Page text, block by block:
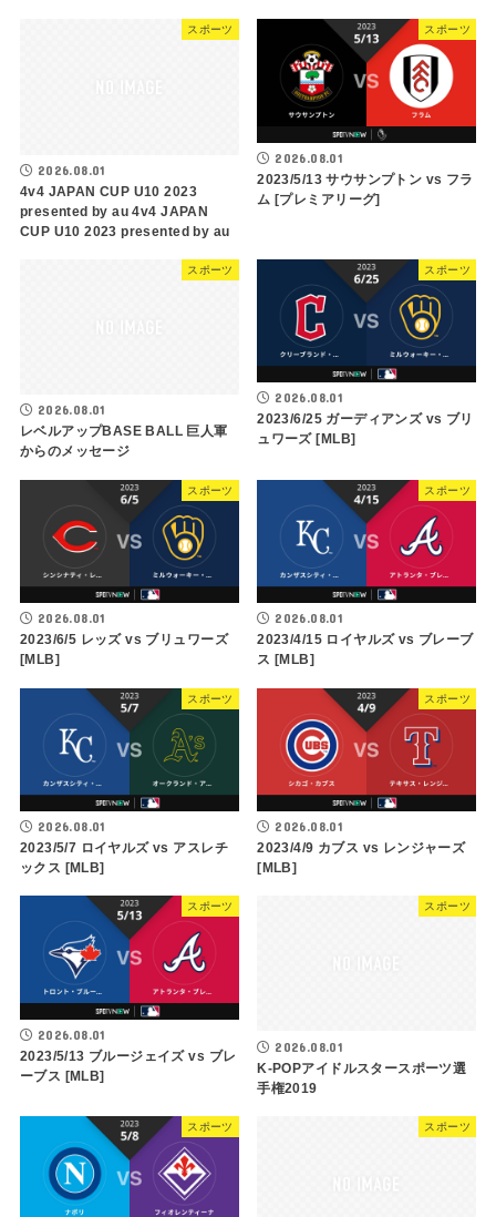
スポーツ
2026.08.01
4v4 JAPAN CUP U10 2023
presented by au 4v4 JAPAN
CUP U10 2023 presented by au
スポーツ
2026.08.01
2023/5/13 サウサンプトン vs フラ
ム [プレミアリーグ]
スポーツ
2026.08.01
レベルアップBASE BALL 巨人軍
からのメッセージ
スポーツ
2026.08.01
2023/6/25 ガーディアンズ vs ブリ
ュワーズ [MLB]
スポーツ
2026.08.01
2023/6/5 レッズ vs ブリュワーズ
[MLB]
スポーツ
2026.08.01
2023/4/15 ロイヤルズ vs ブレーブ
ス [MLB]
スポーツ
2026.08.01
2023/5/7 ロイヤルズ vs アスレチ
ックス [MLB]
スポーツ
2026.08.01
2023/4/9 カブス vs レンジャーズ
[MLB]
スポーツ
2026.08.01
2023/5/13 ブルージェイズ vs ブレ
ーブス [MLB]
スポーツ
2026.08.01
K-POPアイドルスタースポーツ選
手権2019
スポーツ スポーツ